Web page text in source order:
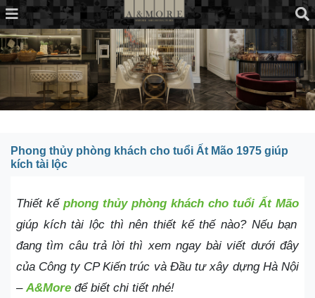
Phong thủy phòng khách cho tuổi Ất Mão 1975 giúp
kích tài lộc
Thiết kế phong thủy phòng khách cho tuổi Ất Mão
giúp kích tài lộc thì nên thiết kế thế nào? Nếu bạn
đang tìm câu trả lời thì xem ngay bài viết dưới đây
của Công ty CP Kiến trúc và Đầu tư xây dựng Hà Nội
– A&More để biết chi tiết nhé!